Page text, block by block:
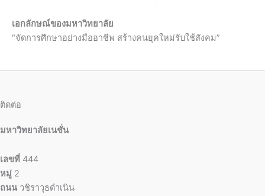
เอกลักษณ์ของมหาวิทยาลัย
“จัดการศึกษาอย่างมืออาชีพ สร้างคนยุคใหม่รับใช้สังคม”
ติดต่อ
มหาวิทยาลัยเนชั่น
เลขที่ 444
หมู่ 2
ถนน วชิราวุธดำเนิน